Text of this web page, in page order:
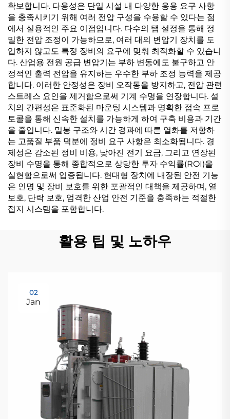
확보합니다. 다용성은 단일 시설 내 다양한 응용 요구 사항
을 충족시키기 위해 여러 전압 구성을 수용할 수 있다는 점
에서 실용적인 주요 이점입니다. 다수의 탭 설정을 통해 정
밀한 전압 조정이 가능하므로, 여러 대의 변압기 장치를 도
입하지 않고도 특정 장비의 요구에 맞춰 최적화할 수 있습니
다. 산업용 전원 공급 변압기는 부하 변동에도 불구하고 안
정적인 출력 전압을 유지하는 우수한 부하 조정 능력을 제공
합니다. 이러한 안정성은 장비 오작동을 방지하고, 전압 관련
스트레스 요인을 제거함으로써 기계 수명을 연장합니다. 설
치의 간편성은 표준화된 마운팅 시스템과 명확한 접속 프로
토콜을 통해 신속한 설치를 가능하게 하여 구축 비용과 기간
을 줄입니다. 밀봉 구조와 시간 경과에 따른 열화를 저항하
는 고품질 부품 덕분에 정비 요구 사항은 최소화됩니다. 경
제성은 감소된 정비 비용, 낮아진 전기 요금, 그리고 연장된
장비 수명을 통해 종합적으로 상당한 투자 수익률(ROI)을
실현함으로써 입증됩니다. 현대형 장치에 내장된 안전 기능
은 인명 및 장비 보호를 위한 포괄적인 대책을 제공하며, 열
보호, 단락 보호, 엄격한 산업 안전 기준을 충족하는 적절한
접지 시스템을 포함합니다.
활용 팁 및 노하우
02
Jan